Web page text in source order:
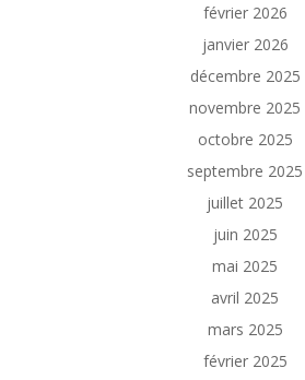
février 2026
janvier 2026
décembre 2025
novembre 2025
octobre 2025
septembre 2025
juillet 2025
juin 2025
mai 2025
avril 2025
mars 2025
février 2025